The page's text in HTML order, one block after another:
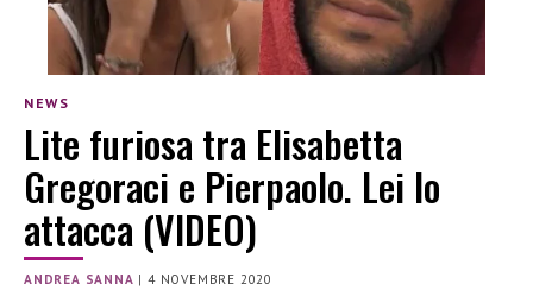
NEWS
Lite furiosa tra Elisabetta
Gregoraci e Pierpaolo. Lei lo
attacca (VIDEO)
ANDREA SANNA |4 NOVEMBRE 2020